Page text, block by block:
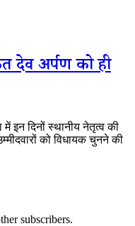
देव अर्पण को ही
इन दिनों स्थानीय नेतृत्व की
को विधायक चुनने की
subscribers.